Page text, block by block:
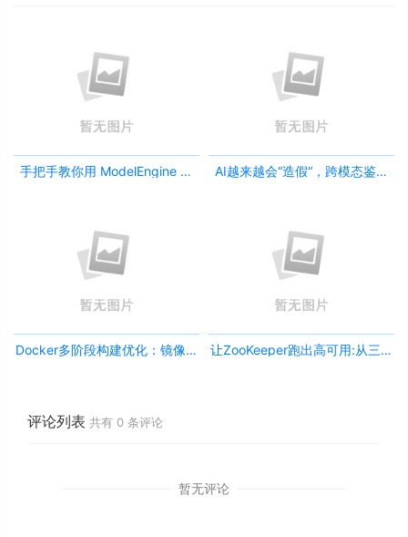
手把手教你用 ModelEngine 打
AI越来越会“造假“，跨模态鉴伪
Docker多阶段构建优化：镜像体
让ZooKeeper跑出高可用:从三节
评论列表 共有 0 条评论
暂无评论